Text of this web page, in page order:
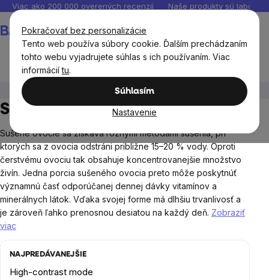
Pokračovať bez personalizácie
Tento web používa súbory cookie. Ďalším prechádzaním
tohto webu vyjadrujete súhlas s ich používaním. Viac
informáciítu.
Súhlasím
Nastavenie
Prejsť
obsah
Viac ako 200 000 overených recenzií Naše produkty sú
košík
Sušené plody Sušené ovocie a zelenina
Sušené ovocie a zelenina
Sušené ovocie sa získava rôznymi metódami sušenia, pri
ktorých sa z ovocia odstráni približne 15–20 % vody. Oproti
čerstvému ​​ovociu tak obsahuje koncentrovanejšie množstvo
živín. Jedna porcia sušeného ovocia preto môže poskytnúť
významnú časť odporúčanej dennej dávky vitamínov a
minerálnych látok. Vďaka svojej forme má dlhšiu trvanlivosť a
je zároveň ľahko prenosnou desiatou na každý deň. Zobraziť
viac
NAJPREDÁVANEJŠIE
High-contrast mode